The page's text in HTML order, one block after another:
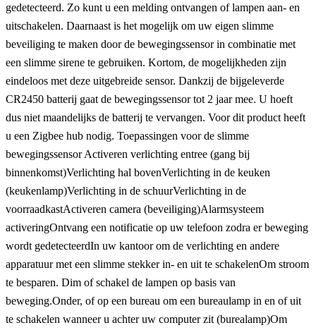
gedetecteerd. Zo kunt u een melding ontvangen of lampen aan- en
uitschakelen. Daarnaast is het mogelijk om uw eigen slimme
beveiliging te maken door de bewegingssensor in combinatie met
een slimme sirene te gebruiken. Kortom, de mogelijkheden zijn
eindeloos met deze uitgebreide sensor. Dankzij de bijgeleverde
CR2450 batterij gaat de bewegingssensor tot 2 jaar mee. U hoeft
dus niet maandelijks de batterij te vervangen. Voor dit product heeft
u een Zigbee hub nodig. Toepassingen voor de slimme
bewegingssensor Activeren verlichting entree (gang bij
binnenkomst)Verlichting hal bovenVerlichting in de keuken
(keukenlamp)Verlichting in de schuurVerlichting in de
voorraadkastActiveren camera (beveiliging)Alarmsysteem
activeringOntvang een notificatie op uw telefoon zodra er beweging
wordt gedetecteerdIn uw kantoor om de verlichting en andere
apparatuur met een slimme stekker in- en uit te schakelenOm stroom
te besparen. Dim of schakel de lampen op basis van
beweging.Onder, of op een bureau om een bureaulamp in en of uit
te schakelen wanneer u achter uw computer zit (burealamp)Om